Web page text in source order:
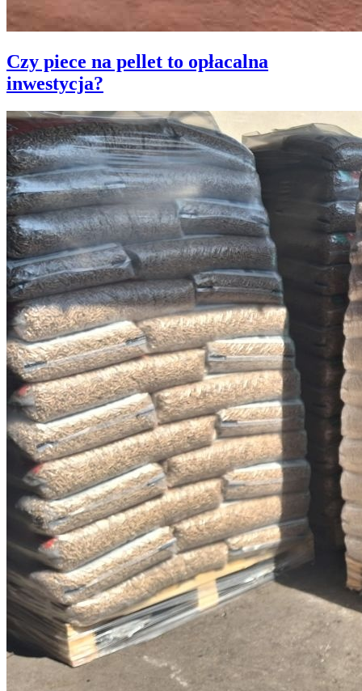
Czy piece na pellet to opłacalna
inwestycja?